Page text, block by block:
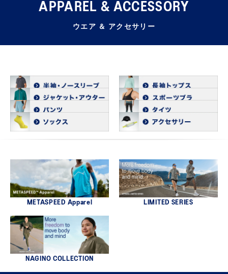
APPAREL & ACCESSORY
ウエア ＆ アクセサリー
METASPEED Apparel LIMITED SERIES
NAGINO COLLECTION